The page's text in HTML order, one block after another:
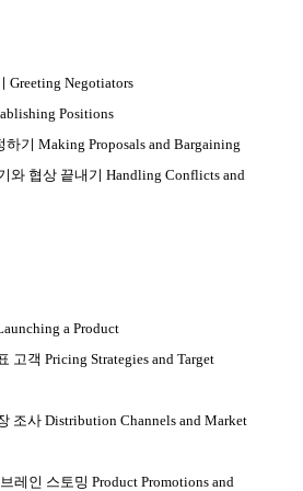
Greeting Negotiators
Positions
기 Making Proposals and Bargaining
와 협상 끝내기 Handling Conflicts and
a Product
고객 Pricing Strategies and Target
조사 Distribution Channels and Market
레인 스토밍 Product Promotions and